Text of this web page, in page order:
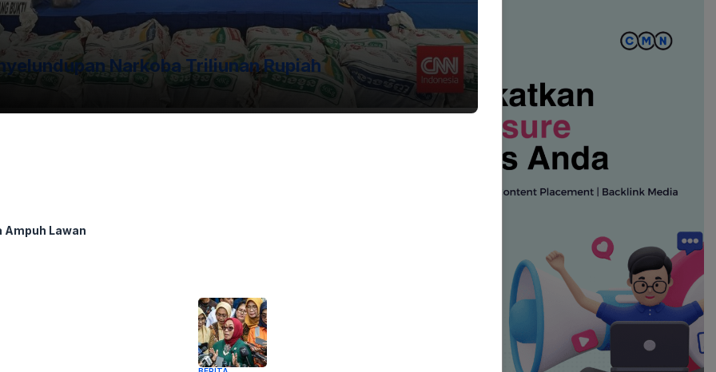
Narkoba Triliunan Rupiah
Ampuh Lawan